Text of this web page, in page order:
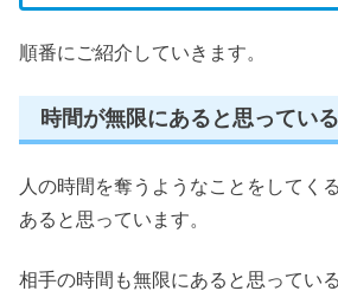
順番にご紹介していきます。
時間が無限にあると思っている
人の時間を奪うようなことをしてく
あると思っています。
相手の時間も無限にあると思ってい